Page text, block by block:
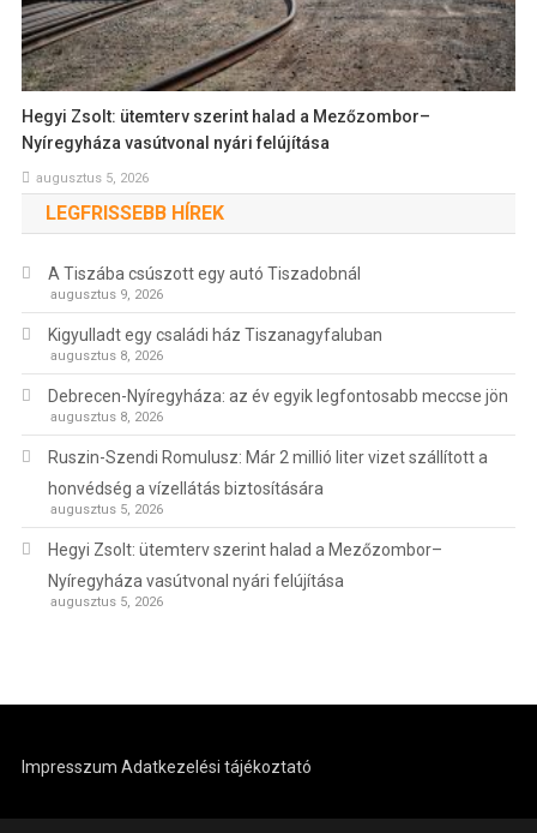
Hegyi Zsolt: ütemterv szerint halad a Mezőzombor–
Nyíregyháza vasútvonal nyári felújítása
augusztus 5, 2026
LEGFRISSEBB HÍREK
A Tiszába csúszott egy autó Tiszadobnál
augusztus 9, 2026
Kigyulladt egy családi ház Tiszanagyfaluban
augusztus 8, 2026
Debrecen-Nyíregyháza: az év egyik legfontosabb meccse jön
augusztus 8, 2026
Ruszin-Szendi Romulusz: Már 2 millió liter vizet szállított a
honvédség a vízellátás biztosítására
augusztus 5, 2026
Hegyi Zsolt: ütemterv szerint halad a Mezőzombor–
Nyíregyháza vasútvonal nyári felújítása
augusztus 5, 2026
Impresszum Adatkezelési tájékoztató